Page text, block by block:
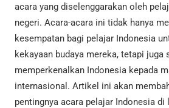
acara yang diselenggarakan oleh
negeri. Acara-acara ini tidak hanya
kesempatan bagi pelajar Indonesia
kekayaan budaya mereka, tetapi juga
memperkenalkan Indonesia kepada
internasional. Artikel ini akan
pentingnya acara pelajar Indonesia di